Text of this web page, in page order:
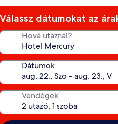
Válassz dátumokat az
Hová utaznál?
Dátumok
Vendégek